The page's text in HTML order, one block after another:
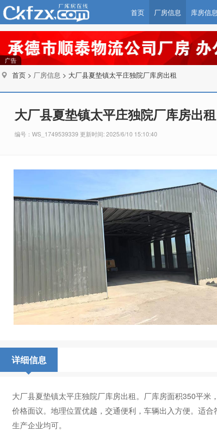
首页 厂房信息 库房信
广告
首页 > 厂房信息 > 大厂县夏垫镇太平庄独院厂库房出租
大厂县夏垫镇太平庄独院厂库房出租
编号：WS_1749539339 更新时间: 2025/6/10 15:10:40
详细信息
大厂县夏垫镇太平庄独院厂库房出租。厂库房面积350平
价格面议。地理位置优越，交通便利，车辆出入方便。适
生产企业均可。